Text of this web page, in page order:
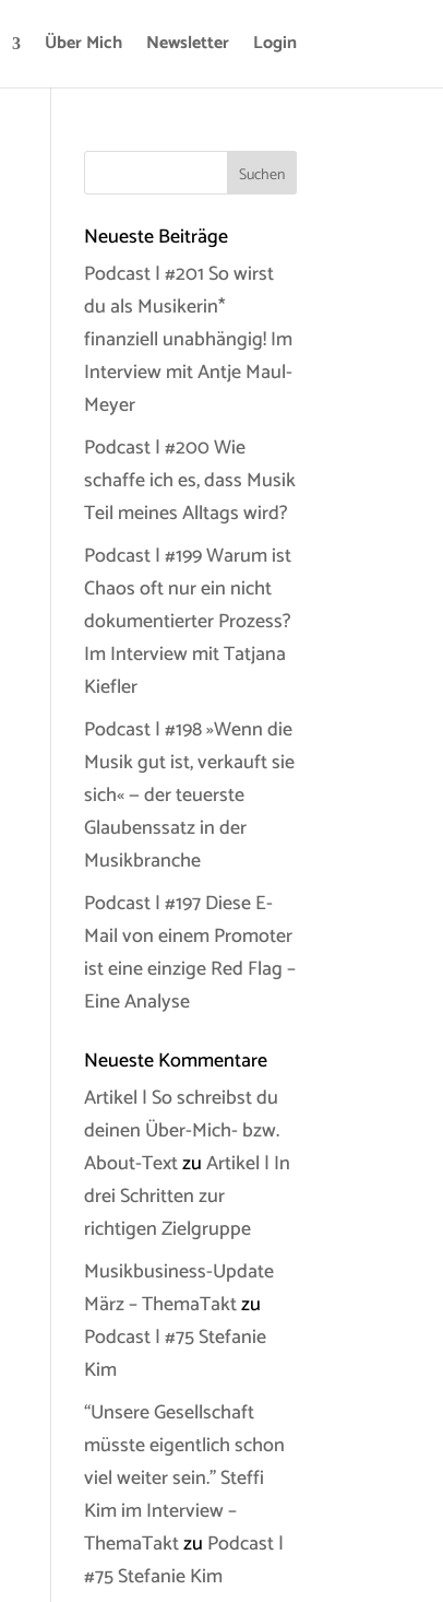
Über Mich Newsletter Login
Neueste Beiträge
Podcast | #201 So wirst
du als Musikerin*
finanziell unabhängig! Im
Interview mit Antje Maul-
Meyer
Podcast | #200 Wie
schaffe ich es, dass Musik
Teil meines Alltags wird?
Podcast | #199 Warum ist
Chaos oft nur ein nicht
dokumentierter Prozess?
Im Interview mit Tatjana
Kiefler
Podcast | #198 »Wenn die
Musik gut ist, verkauft sie
sich« — der teuerste
Glaubenssatz in der
Musikbranche
Podcast | #197 Diese E-
Mail von einem Promoter
ist eine einzige Red Flag –
Eine Analyse
Neueste Kommentare
Artikel | So schreibst du
deinen Über-Mich- bzw.
About-TextzuArtikel | In
drei Schritten zur
richtigen Zielgruppe
Musikbusiness-Update
März – ThemaTaktzu
Podcast | #75 Stefanie
Kim
“Unsere Gesellschaft
müsste eigentlich schon
viel weiter sein.” Steffi
Kim im Interview –
ThemaTaktzu Podcast |
#75 Stefanie Kim